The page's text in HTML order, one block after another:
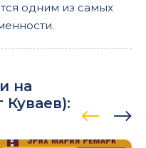
одним из самых
на
Куваев):